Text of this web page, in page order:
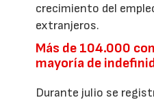
crecimiento del
extranjeros.
Más de 104.000
mayoría de
Durante julio se